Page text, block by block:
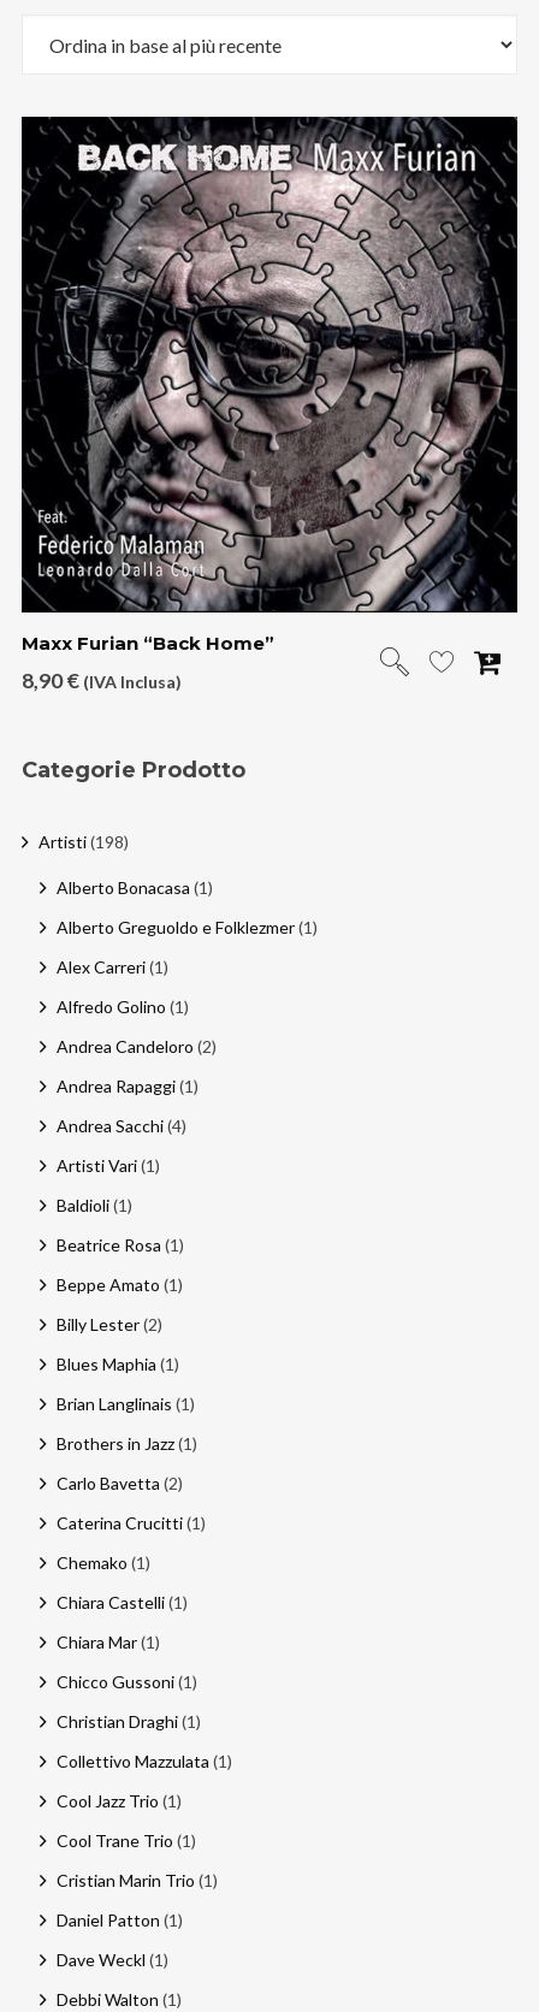
Email:
Cellulare:
335 6835448
Seguici sui nostri Social
Maxx Furian “Back Home”
8,90€ (IVA Inclusa)
Categorie Prodotto
Artisti(198)
Alberto Bonacasa (1)
Alberto Greguoldo e Folklezmer(1)
Alex Carreri(1)
Alfredo Golino (1)
Andrea Candeloro (2)
Andrea Rapaggi(1)
Andrea Sacchi(4)
Artisti Vari(1)
Baldioli(1)
Beatrice Rosa (1)
Beppe Amato (1)
Billy Lester(2)
Blues Maphia (1)
Brian Langlinais (1)
Brothers in Jazz(1)
Carlo Bavetta (2)
Caterina Crucitti(1)
Chemako (1)
Chiara Castelli(1)
Chiara Mar(1)
Chicco Gussoni(1)
Christian Draghi(1)
Collettivo Mazzulata (1)
Cool Jazz Trio (1)
Cool Trane Trio (1)
Cristian Marin Trio (1)
Daniel Patton (1)
Dave Weckl (1)
Debbi Walton (1)